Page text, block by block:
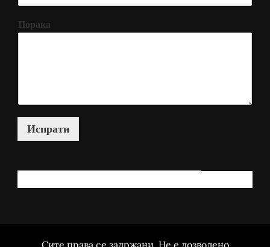
Порака
Испрати
Сите права се задржани. Не е дозволено